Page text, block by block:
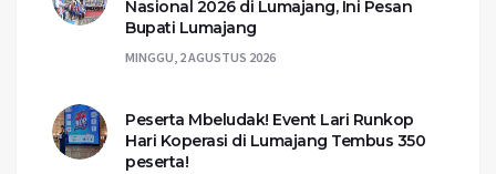
Nasional 2026 di Lumajang, Ini Pesan
Bupati Lumajang
MINGGU, 2 AGUSTUS 2026
Peserta Mbeludak! Event Lari Runkop
Hari Koperasi di Lumajang Tembus 350
peserta!